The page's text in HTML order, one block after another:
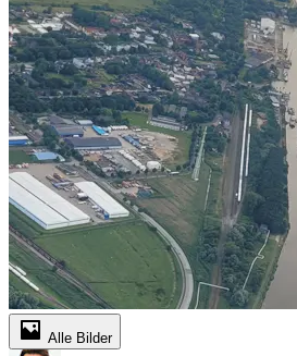
Alle Bilder